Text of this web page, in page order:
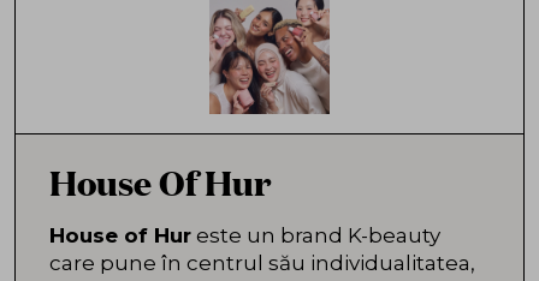
House Of Hur
House of Hur este un brand K-beauty
care pune în centrul său individualitatea,